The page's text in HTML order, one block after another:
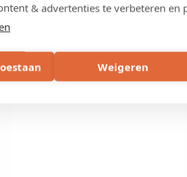
& advertenties te verbeteren en
Weigeren